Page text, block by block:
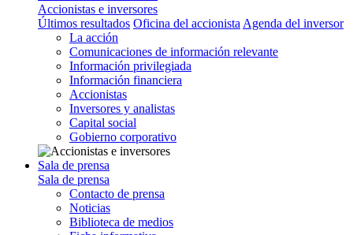
Accionistas e inversores
Últimos resultados Oficina del accionista Agenda del inversor
La acción
Comunicaciones de información relevante
Información privilegiada
Información financiera
Accionistas
Inversores y analistas
Capital social
Gobierno corporativo
Sala de prensa
Sala de prensa
Contacto de prensa
Noticias
Biblioteca de medios